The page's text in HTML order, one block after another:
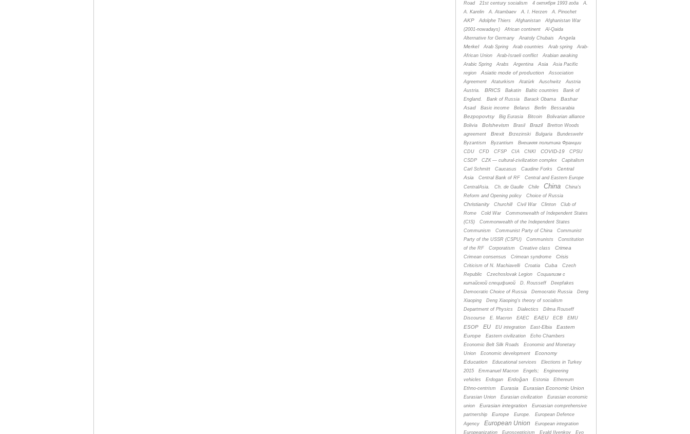
Road
21st century socialism 4 октября 1993 года
A.
A. Karelin
A. Atambaev A. I. Herzen A. Pinochet
AKP Adolphe Thiers Afghanistan
Afghanistan War
(2001-nowadays)
African continent
Al-Qaida
Alternative for Germany
Anatoly Chubais
Angela
Merkel
Arab Spring Arab countries Arab spring
Arab-
African Union
Arab-Israeli conflict
Arabian awaking
Arabic Spring
Arabs Argentina Asia
Asia Pacific
region
Asiatic mode of production
Association
Agreement
Ataturkism Atatürk Auschwitz
Austria
Austria.
BRICS Bakatin Baltic countries
Bank of
England.
Bank of Russia Barack Obama
Bashar
Asad
Basic income Belarus Berlin Bessarabia
Bezpopovtsy Big Eurasia Bitcoin
Bolivarian alliance
Bolivia
Bolshevism Brasil Brazil
Bretton Woods
agreement
Brexit Brzezinski Bulgaria
Bundeswehr
Byzantism
Byzantium
Bнешняя политика Франции
CDU
CFD CFSP CIA CNKI COVID-19
CPSU
CSDP
CZК — cultural-zivilization complex
Capitalism
Carl Schmitt
Caucasus Caudine Forks
Central
Asia
Central Bank of RF
Central and Eastern Europe
CentralAsia.
Ch. de Gaulle Chile China
China's
Reform and Opening policy
Choice of Russia
Christianity Churchill Civil War Clinton
Club of
Rome
Cold War
Commonwealth of Independent States
(CIS)
Commonwealth of the Independent States
Communism
Communist Party of China
Communist
Party of the USSR (CSPU)
Communists
Constitution
of the RF
Corporatism Creative class Crimea
Crimean consensus Crimean syndrome Crisis
Criticism of N. Machiavelli Croatia Cuba
Czech
Republic
Czechoslovak Legion
Cоциализм с
китайской спецификой
D. Rousseff
Deepfakes
Democratic Choice of Russia
Democratic Russia
Deng
Xiaoping
Deng Xiaoping's theory of socialism
Department of Physics
Dialectics
Dilma Rouseff
Discourse
E. Macron EAEC EAEU ECB EMU
ESOP EU EU integration East-Elbia
Eastern
Europe
Eastern civilization
Echo Chambers
Economic Belt Silk Roads
Economic and Monetary
Union
Economic development
Economy
Education
Educational services
Elections in Turkey
2015
Emmanuel Macron Engels;
Engineering
vehicles
Erdogan Erdoğan Estonia
Ethereum
Ethno-centrism
Eurasia Eurasian Economic Union
Eurasian Union Eurasian civilization
Eurasian economic
union
Eurasian integration
Euroasian comprehensive
partnership
Europe Europe.
European Defence
Agency
European Union
European integration
Europeanization
Euroscepticism Evald Ilyenkov
Evo